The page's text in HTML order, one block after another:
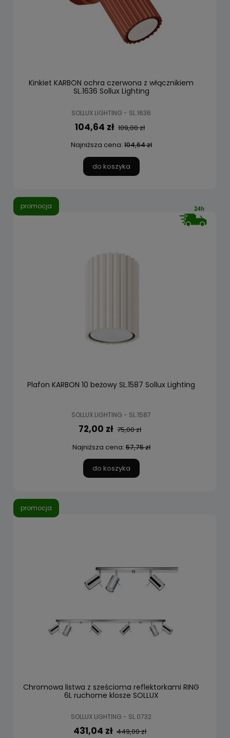
Kinkiet KARBON ochra czerwona z włącznikiem
SL.1636 Sollux Lighting
SOLLUX LIGHTING - SL.1636
104,64 zł 109,00 zł
Najniższa cena:104,64 zł
do koszyka
Plafon KARBON 10 beżowy SL.1587 Sollux Lighting
SOLLUX LIGHTING - SL.1587
72,00 zł 75,00 zł
Najniższa cena:57,75 zł
do koszyka
promocja
Chromowa listwa z sześcioma reflektorkami RING
6L ruchome klosze SOLLUX
SOLLUX LIGHTING - SL.0732
431,04 zł 449,00 zł
promocja